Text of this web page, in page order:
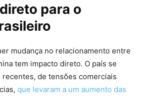
para o
mudança no relacionamento entre
tem impacto direto. O país se
de tensões comerciais
que levaram a um aumento das